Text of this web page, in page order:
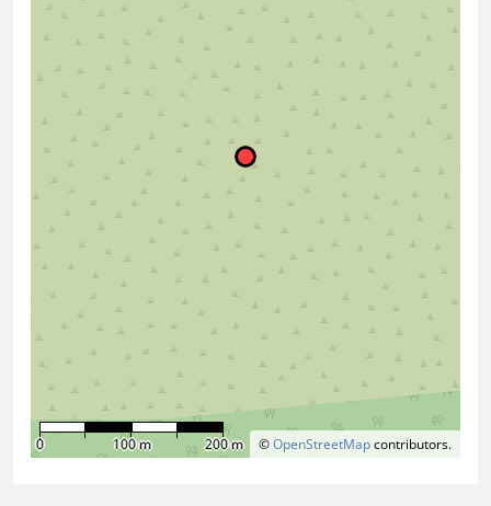
©OpenStreetMapcontributors.
0 100 m 200 m